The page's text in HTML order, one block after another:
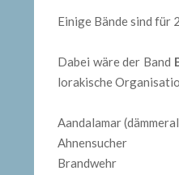
Einige Bände sind für
Dabei wäre der Band
lorakische
Aandalamar
Ahnensucher
Brandwehr